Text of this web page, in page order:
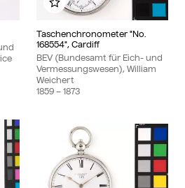
hinzufügen
Taschenchronometer "No.
168554", Cardiff
BEV (Bundesamt für Eich- und
Vermessungswesen), William
Weichert
1859 – 1873
Zu meinem Album